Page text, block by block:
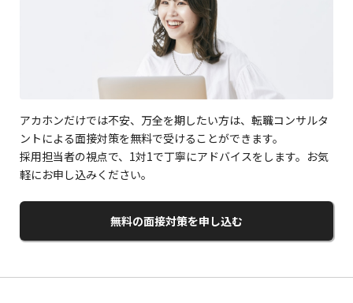
アカホンだけでは不安、万全を期したい方は、転職コンサルタ
ントによる面接対策を無料で受けることができます。
採用担当者の視点で、1対1で丁寧にアドバイスをします。お気
軽にお申し込みください。
無料の面接対策を申し込む